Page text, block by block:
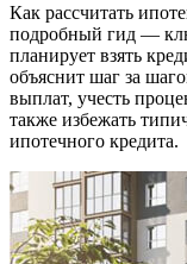
Как рассчитать
подробный гид —
планирует взять
объяснит шаг за
выплат, учесть
также избежать
ипотечного кредита.